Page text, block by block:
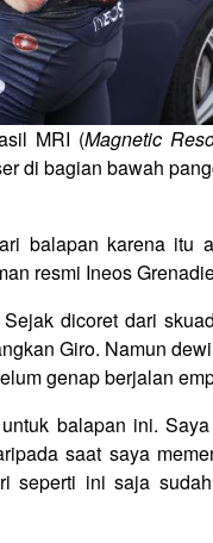
MRI (Magnetic
di bagian bawah
balapan karena itu
resmi Ineos
dicoret dari
Giro. Namun
genap berjalan
balapan ini.
saat saya
seperti ini saja